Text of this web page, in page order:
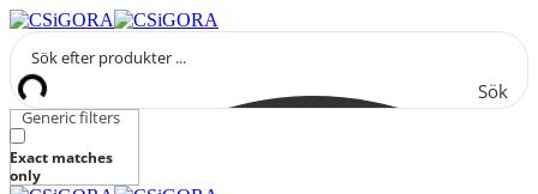
Sök
Generic filters
Exact matches
only